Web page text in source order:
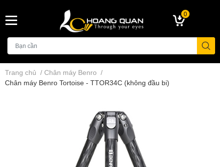
0
Trang chủ / Chân máy Benro /
Chân máy Benro Tortoise - TTOR34C (không đầu bi)